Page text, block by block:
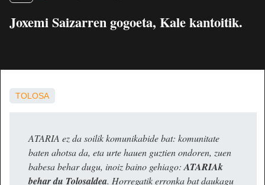
Joxemi Saizarren gogoeta, Kale kantoitik.
TOLOSA
ATARIA ez da soilik komunikabide bat: komunitate
baten ahotsa da, eta urte hauen guztien ondoren, zuen
babesa behar dugu, inoiz baino gehiago:ATARIAk
behar du Tolosaldea. Horregatik erronka bat daukagu